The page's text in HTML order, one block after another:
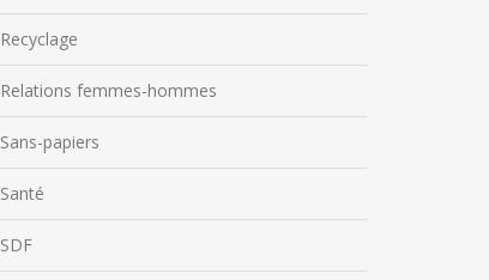
Recyclage
Relations femmes-hommes
Sans-papiers
Santé
SDF